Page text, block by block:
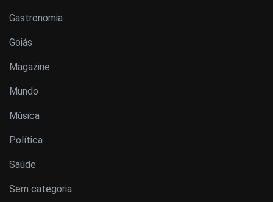
Gastronomia
Goiás
Magazine
Mundo
Música
Política
Saúde
Sem categoria